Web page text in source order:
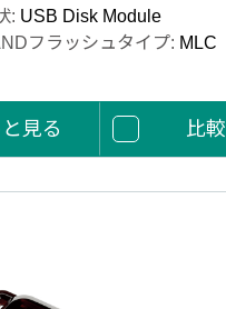
: USB Disk Module
フラッシュタイプ: MLC
見る 比較